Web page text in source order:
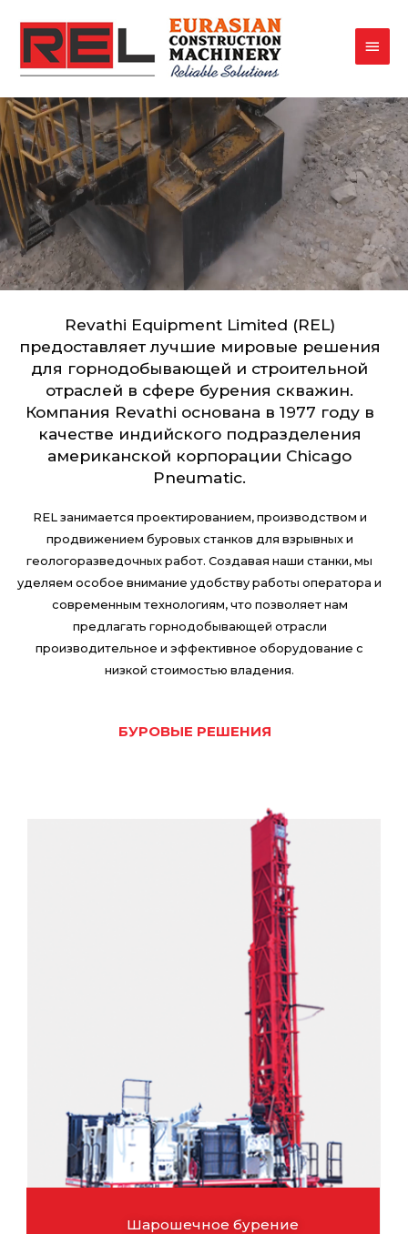
Revathi Equipment Limited (REL)
предоставляет лучшие мировые решения
для горнодобывающей и строительной
отраслей в сфере бурения скважин.
Компания Revathi основана в 1977 году в
качестве индийского подразделения
американской корпорации Chicago
Pneumatic.
REL занимается проектированием, производством и
продвижением буровых станков для взрывных и
геологоразведочных работ. Создавая наши станки, мы
уделяем особое внимание удобству работы оператора и
современным технологиям, что позволяет нам
предлагать горнодобывающей отрасли
производительное и эффективное оборудование с
низкой стоимостью владения.
БУРОВЫЕ РЕШЕНИЯ
Шарошечное бурение